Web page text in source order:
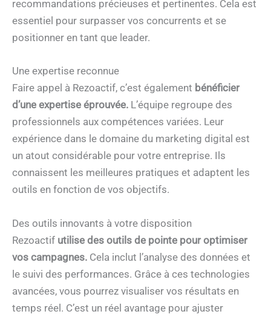
recommandations précieuses et pertinentes. Cela est
essentiel pour surpasser vos concurrents et se
positionner en tant que leader.
Une expertise reconnue
Faire appel à Rezoactif, c’est également bénéficier
d’une expertise éprouvée. L’équipe regroupe des
professionnels aux compétences variées. Leur
expérience dans le domaine du marketing digital est
un atout considérable pour votre entreprise. Ils
connaissent les meilleures pratiques et adaptent les
outils en fonction de vos objectifs.
Des outils innovants à votre disposition
Rezoactif utilise des outils de pointe pour optimiser
vos campagnes. Cela inclut l’analyse des données et
le suivi des performances. Grâce à ces technologies
avancées, vous pourrez visualiser vos résultats en
temps réel. C’est un réel avantage pour ajuster